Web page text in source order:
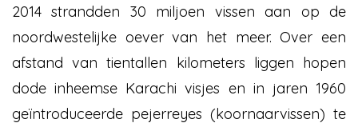
2014 strandden 30 miljoen vissen aan op de
noordwestelijke oever van het meer. Over een
afstand van tientallen kilometers liggen hopen
dode inheemse Karachi visjes en in jaren 1960
geïntroduceerde pejerreyes (koornaarvissen) te